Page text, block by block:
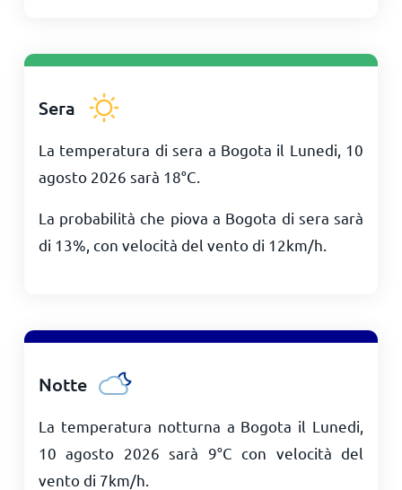
Sera
La temperatura di sera a Bogota il Lunedi, 10
agosto 2026 sarà 18°C
La probabilità che piova a Bogota di sera sarà
di 13%, con velocità del vento di 12km/h
Notte
La temperatura notturna a Bogota il Lunedi,
10 agosto 2026 sarà 9°C con velocità del
vento di 7km/h